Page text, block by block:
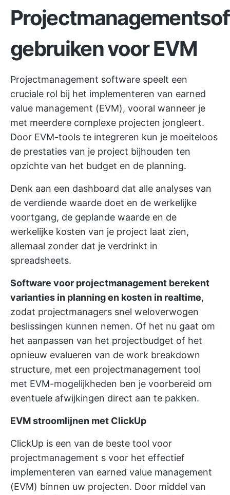
gebruiken voor EVM
Projectmanagement software speelt een
cruciale rol bij het implementeren van earned
value management (EVM), vooral wanneer je
met meerdere complexe projecten jongleert.
Door EVM-tools te integreren kun je moeiteloos
de prestaties van je project bijhouden ten
opzichte van het budget en de planning.
Denk aan een dashboard dat alle analyses van
de verdiende waarde doet en de werkelijke
voortgang, de geplande waarde en de
werkelijke kosten van je project laat zien,
allemaal zonder dat je verdrinkt in
spreadsheets.
Software voor projectmanagement berekent
varianties in planning en kosten in realtime,
zodat projectmanagers snel weloverwogen
beslissingen kunnen nemen. Of het nu gaat om
het aanpassen van het projectbudget of het
opnieuw evalueren van de work breakdown
structure, met een projectmanagement tool
met EVM-mogelijkheden ben je voorbereid om
eventuele afwijkingen direct aan te pakken.
EVM stroomlijnen met ClickUp
ClickUp is een van de beste tool voor
projectmanagement s voor het effectief
implementeren van earned value management
(EVM) binnen uw projecten. Door middel van